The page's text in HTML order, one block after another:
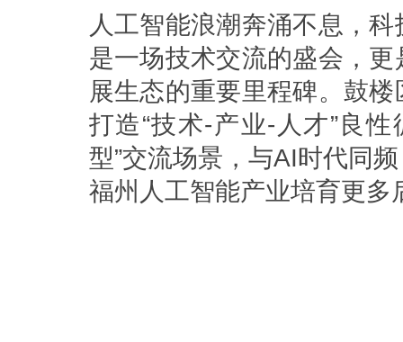
人工智能浪潮奔涌不息，
是一场技术交流的盛会，
展生态的重要里程碑。鼓
打造“技术-产业-人才”良
型”交流场景，与AI时代同
福州人工智能产业培育更多